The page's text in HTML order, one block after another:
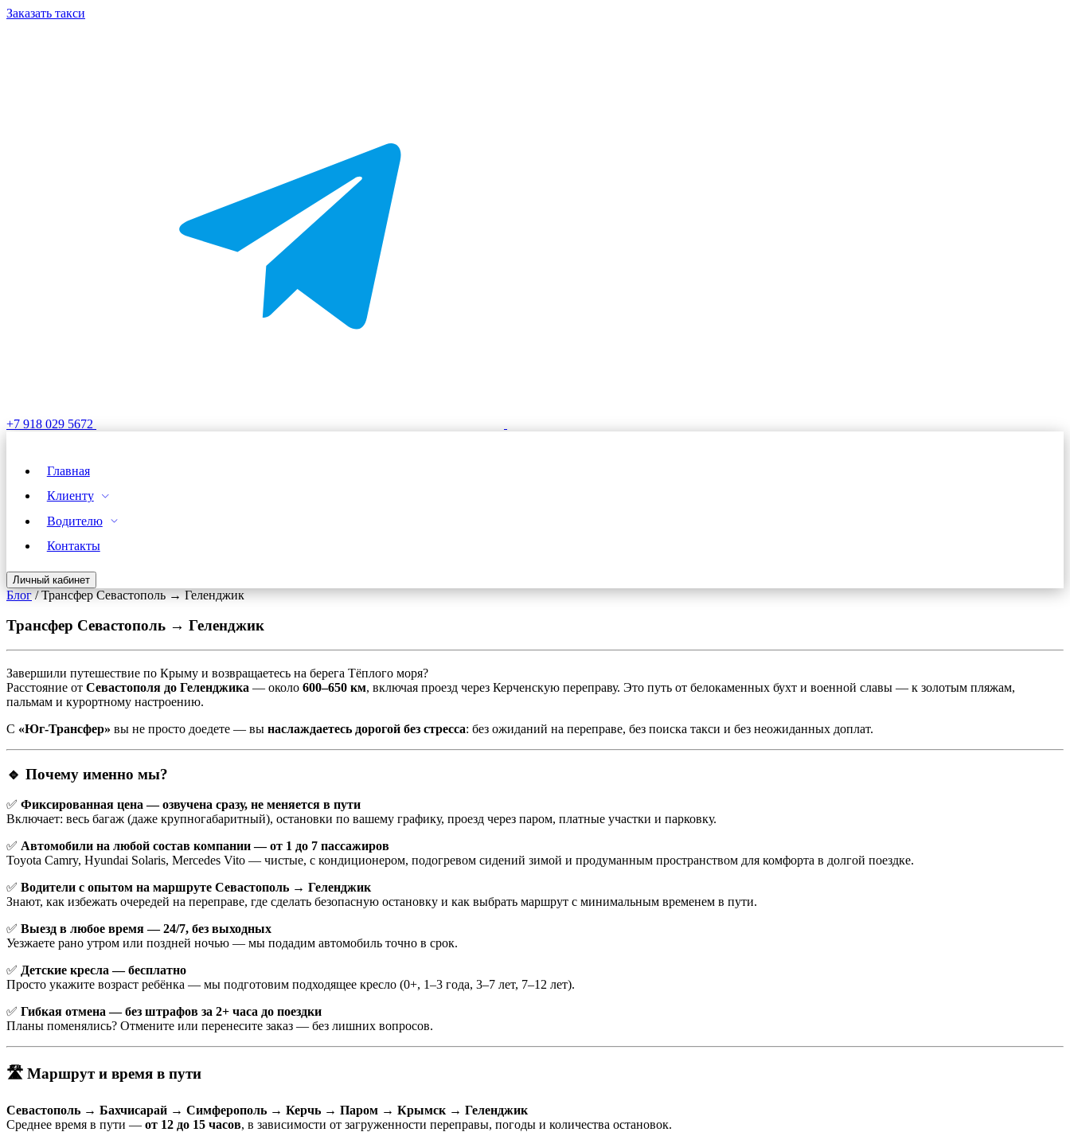
Заказать такси
+7 918 029 5672
Главная
Клиенту
Водителю
Контакты
Личный кабинет
Блог/Трансфер Севастополь → Геленджик
Трансфер Севастополь → Геленджик
Завершили путешествие по Крыму и возвращаетесь на берега Тёплого моря?
Расстояние от Севастополя до Геленджика — около 600–650 км, включая проезд через Керченскую переправу. Это путь от белокаменных бухт и военной славы — к золотым пляжам,
пальмам и курортному настроению.
С «Юг-Трансфер» вы не просто доедете — вы наслаждаетесь дорогой без стресса: без ожиданий на переправе, без поиска такси и без неожиданных доплат.
🔹 Почему именно мы?
✅ Фиксированная цена — озвучена сразу, не меняется в пути
Включает: весь багаж (даже крупногабаритный), остановки по вашему графику, проезд через паром, платные участки и парковку.
✅ Автомобили на любой состав компании — от 1 до 7 пассажиров
Toyota Camry, Hyundai Solaris, Mercedes Vito — чистые, с кондиционером, подогревом сидений зимой и продуманным пространством для комфорта в долгой поездке.
✅ Водители с опытом на маршруте Севастополь → Геленджик
Знают, как избежать очередей на переправе, где сделать безопасную остановку и как выбрать маршрут с минимальным временем в пути.
✅ Выезд в любое время — 24/7, без выходных
Уезжаете рано утром или поздней ночью — мы подадим автомобиль точно в срок.
✅ Детские кресла — бесплатно
Просто укажите возраст ребёнка — мы подготовим подходящее кресло (0+, 1–3 года, 3–7 лет, 7–12 лет).
✅ Гибкая отмена — без штрафов за 2+ часа до поездки
Планы поменялись? Отмените или перенесите заказ — без лишних вопросов.
🛣️ Маршрут и время в пути
Севастополь → Бахчисарай → Симферополь → Керчь → Паром → Крымск → Геленджик
Среднее время в пути — от 12 до 15 часов, в зависимости от загруженности переправы, погоды и количества остановок.